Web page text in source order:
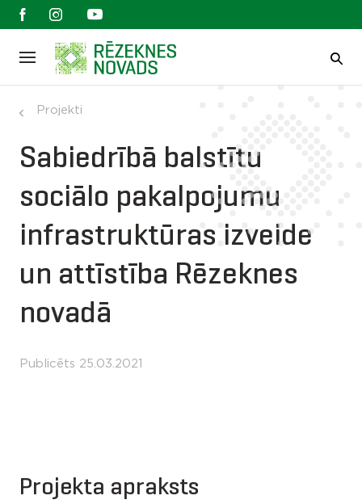
Projekti
Sabiedrībā balstītu
sociālo pakalpojumu
infrastruktūras izveide
un attīstība Rēzeknes
novadā
Publicēts 25.03.2021
Projekta apraksts